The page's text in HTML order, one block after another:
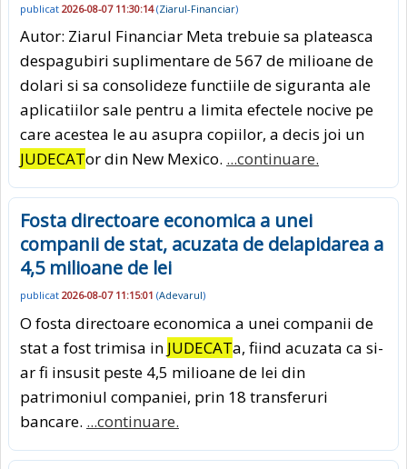
publicat 2026-08-07 11:30:14(Ziarul-Financiar)
Autor: Ziarul Financiar Meta trebuie sa plateasca
despagubiri suplimentare de 567 de milioane de
dolari si sa consolideze functiile de siguranta ale
aplicatiilor sale pentru a limita efectele nocive pe
care acestea le au asupra copiilor, a decis joi un
JUDECATor din New Mexico. ...continuare.
Fosta directoare economica a unei
companii de stat, acuzata de delapidarea a
4,5 milioane de lei
publicat 2026-08-07 11:15:01 (Adevarul)
O fosta directoare economica a unei companii de
stat a fost trimisa in JUDECATa, fiind acuzata ca si-
ar fi insusit peste 4,5 milioane de lei din
patrimoniul companiei, prin 18 transferuri
bancare. ...continuare.